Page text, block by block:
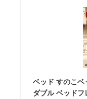
ベッド すのこベ
ダブル ベッド